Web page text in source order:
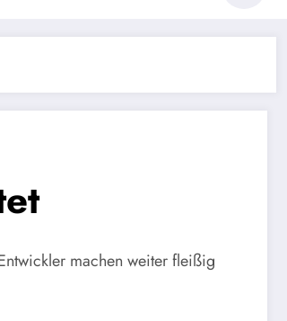
machen weiter fleißig